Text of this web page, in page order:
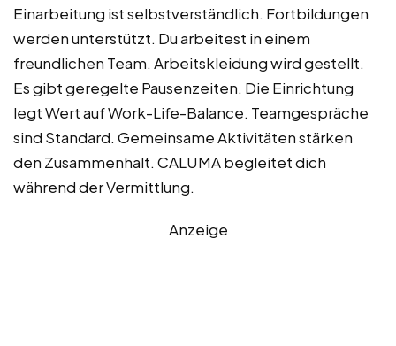
Einarbeitung ist selbstverständlich. Fortbildungen
werden unterstützt. Du arbeitest in einem
freundlichen Team. Arbeitskleidung wird gestellt.
Es gibt geregelte Pausenzeiten. Die Einrichtung
legt Wert auf Work-Life-Balance. Teamgespräche
sind Standard. Gemeinsame Aktivitäten stärken
den Zusammenhalt. CALUMA begleitet dich
während der Vermittlung.
Anzeige